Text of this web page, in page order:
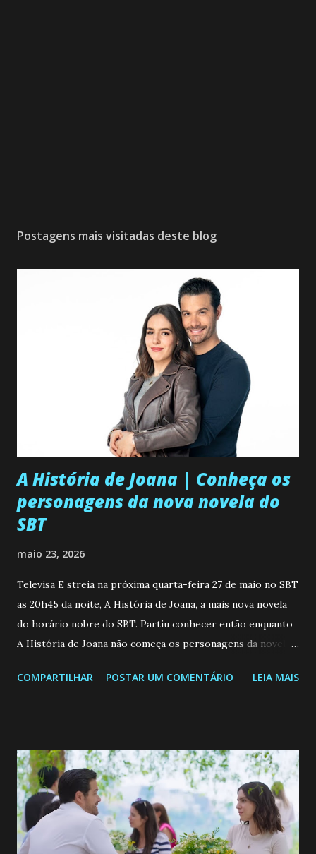
Postagens mais visitadas deste blog
A História de Joana | Conheça os
personagens da nova novela do
SBT
maio 23, 2026
Televisa E streia na próxima quarta-feira 27 de maio no SBT
as 20h45 da noite, A História de Joana, a mais nova novela
do horário nobre do SBT. Partiu conhecer então enquanto
A História de Joana não começa os personagens da novela?
de 25/05/26 a 31/05/26 JOANA GUADALUPE (Camila
permanecer virgem até encontrar o homem que realmente
ama, o que não é fácil, já que dedica todas as suas energias a
se aprimorar, trabalhando, estudando e se orgulhando de
ser a primeira mulher da família a ingressar na
universidade. Ela tem uma personalidade muito alegre, é
COMPARTILHAR POSTAR UM COMENTÁRIO LEIA MAIS